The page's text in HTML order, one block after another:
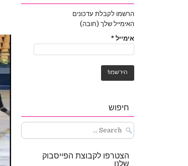
הרשמו לקבלת עדכונים
האימייל שלך (חובה)
אימייל *
חיפוש
Search
for:
הצטרפו לקבוצת הפייסבוק
שלנו